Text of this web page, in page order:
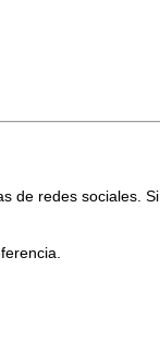
de redes sociales.